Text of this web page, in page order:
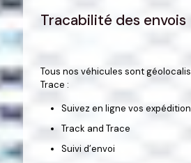
Tracabilité des envois
Tous nos véhicules sont
Trace :
Suivez en ligne vos
Track and Trace
Suivi d’envoi